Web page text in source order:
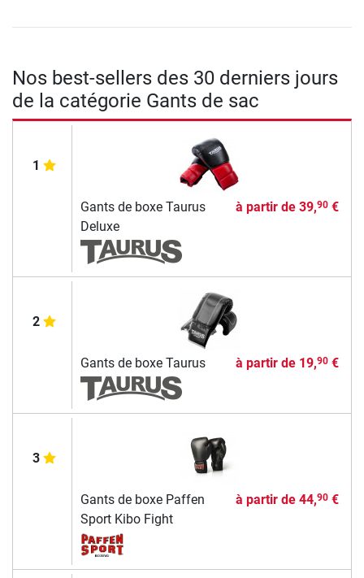
Nos best-sellers des 30 derniers jours
de la catégorie Gants de sac
1
Gants de boxe Taurus
Deluxe
à partir de 39,90€
2
Gants de boxe Taurus à partir de 19,90€
3
Gants de boxe Paffen
Sport Kibo Fight
à partir de 44,90€